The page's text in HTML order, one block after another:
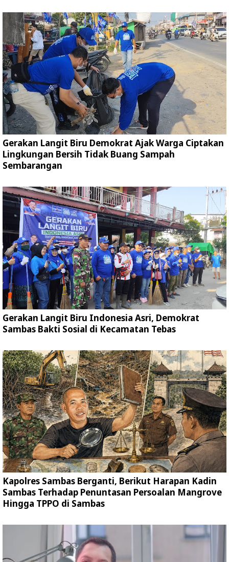
Gerakan Langit Biru Demokrat Ajak Warga Ciptakan
Lingkungan Bersih Tidak Buang Sampah
Sembarangan
Gerakan Langit Biru Indonesia Asri, Demokrat
Sambas Bakti Sosial di Kecamatan Tebas
Kapolres Sambas Berganti, Berikut Harapan Kadin
Sambas Terhadap Penuntasan Persoalan Mangrove
Hingga TPPO di Sambas